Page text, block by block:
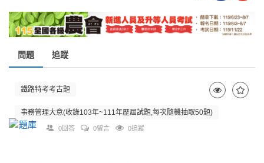
問題 追蹤
鐵路特考考古題
事務管理大意(收錄103年~111年歷屆試題,每次隨機抽取50題)
0回答 0留言 0追蹤